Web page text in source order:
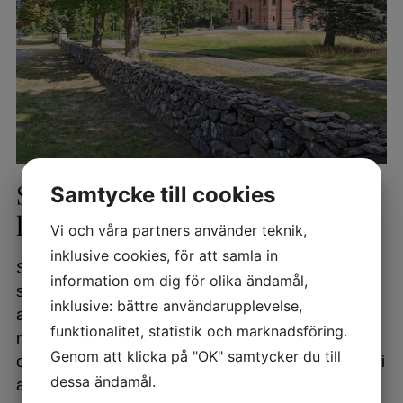
Stenkonservering för
kulturhistoriska gravstenar
Stenkonservering är en avgörande insats för att
skydda, bevara och återställa gravstenar samt
andra kulturhistoriskt värdefulla stenföremål. Med
rätt metoder kan man förhindra fortsatt nedbrytning
och ge objekten nytt liv för framtida generationer. Vi
arbetar med alla typer av stenmaterial och
Samtycke till cookies
Vi och våra partners använder teknik,
inklusive cookies, för att samla in
information om dig för olika ändamål,
inklusive: bättre användarupplevelse,
funktionalitet, statistik och marknadsföring.
Genom att klicka på "OK" samtycker du till
dessa ändamål.